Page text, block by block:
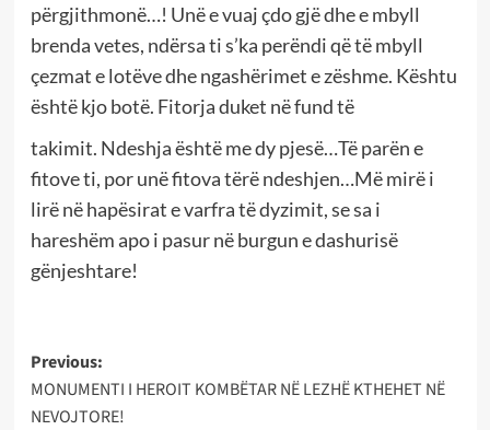
përgjithmonë…! Unë e vuaj çdo gjë dhe e mbyll
brenda vetes, ndërsa ti s’ka perëndi që të mbyll
çezmat e lotëve dhe ngashërimet e zëshme. Kështu
është kjo botë. Fitorja duket në fund të
takimit. Ndeshja është me dy pjesë…Të parën e
fitove ti, por unë fitova tërë ndeshjen…Më mirë i
lirë në hapësirat e varfra të dyzimit, se sa i
hareshëm apo i pasur në burgun e dashurisë
gënjeshtare!
Post
navigation
Previous:
MONUMENTI I HEROIT KOMBËTAR NË LEZHË KTHEHET NË
NEVOJTORE!